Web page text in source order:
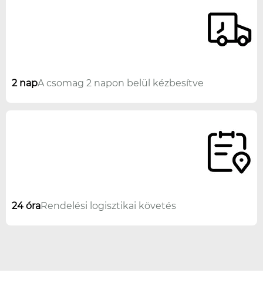
2 napA csomag 2 napon belül kézbesítve
24 óraRendelési logisztikai követés